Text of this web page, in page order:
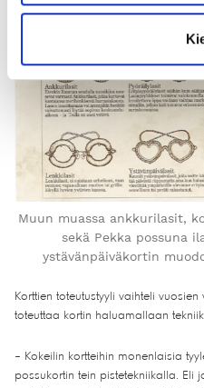
Muun muassa ankkurilasit,
sekä Pekka possuna
ystävänpäiväkortin
Korttien toteutustyyli vaihteli
toteuttaa kortin haluamallaan
– Kokeilin kortteihin monenlaisia
possukortin tein pistetekniikalla. Eli